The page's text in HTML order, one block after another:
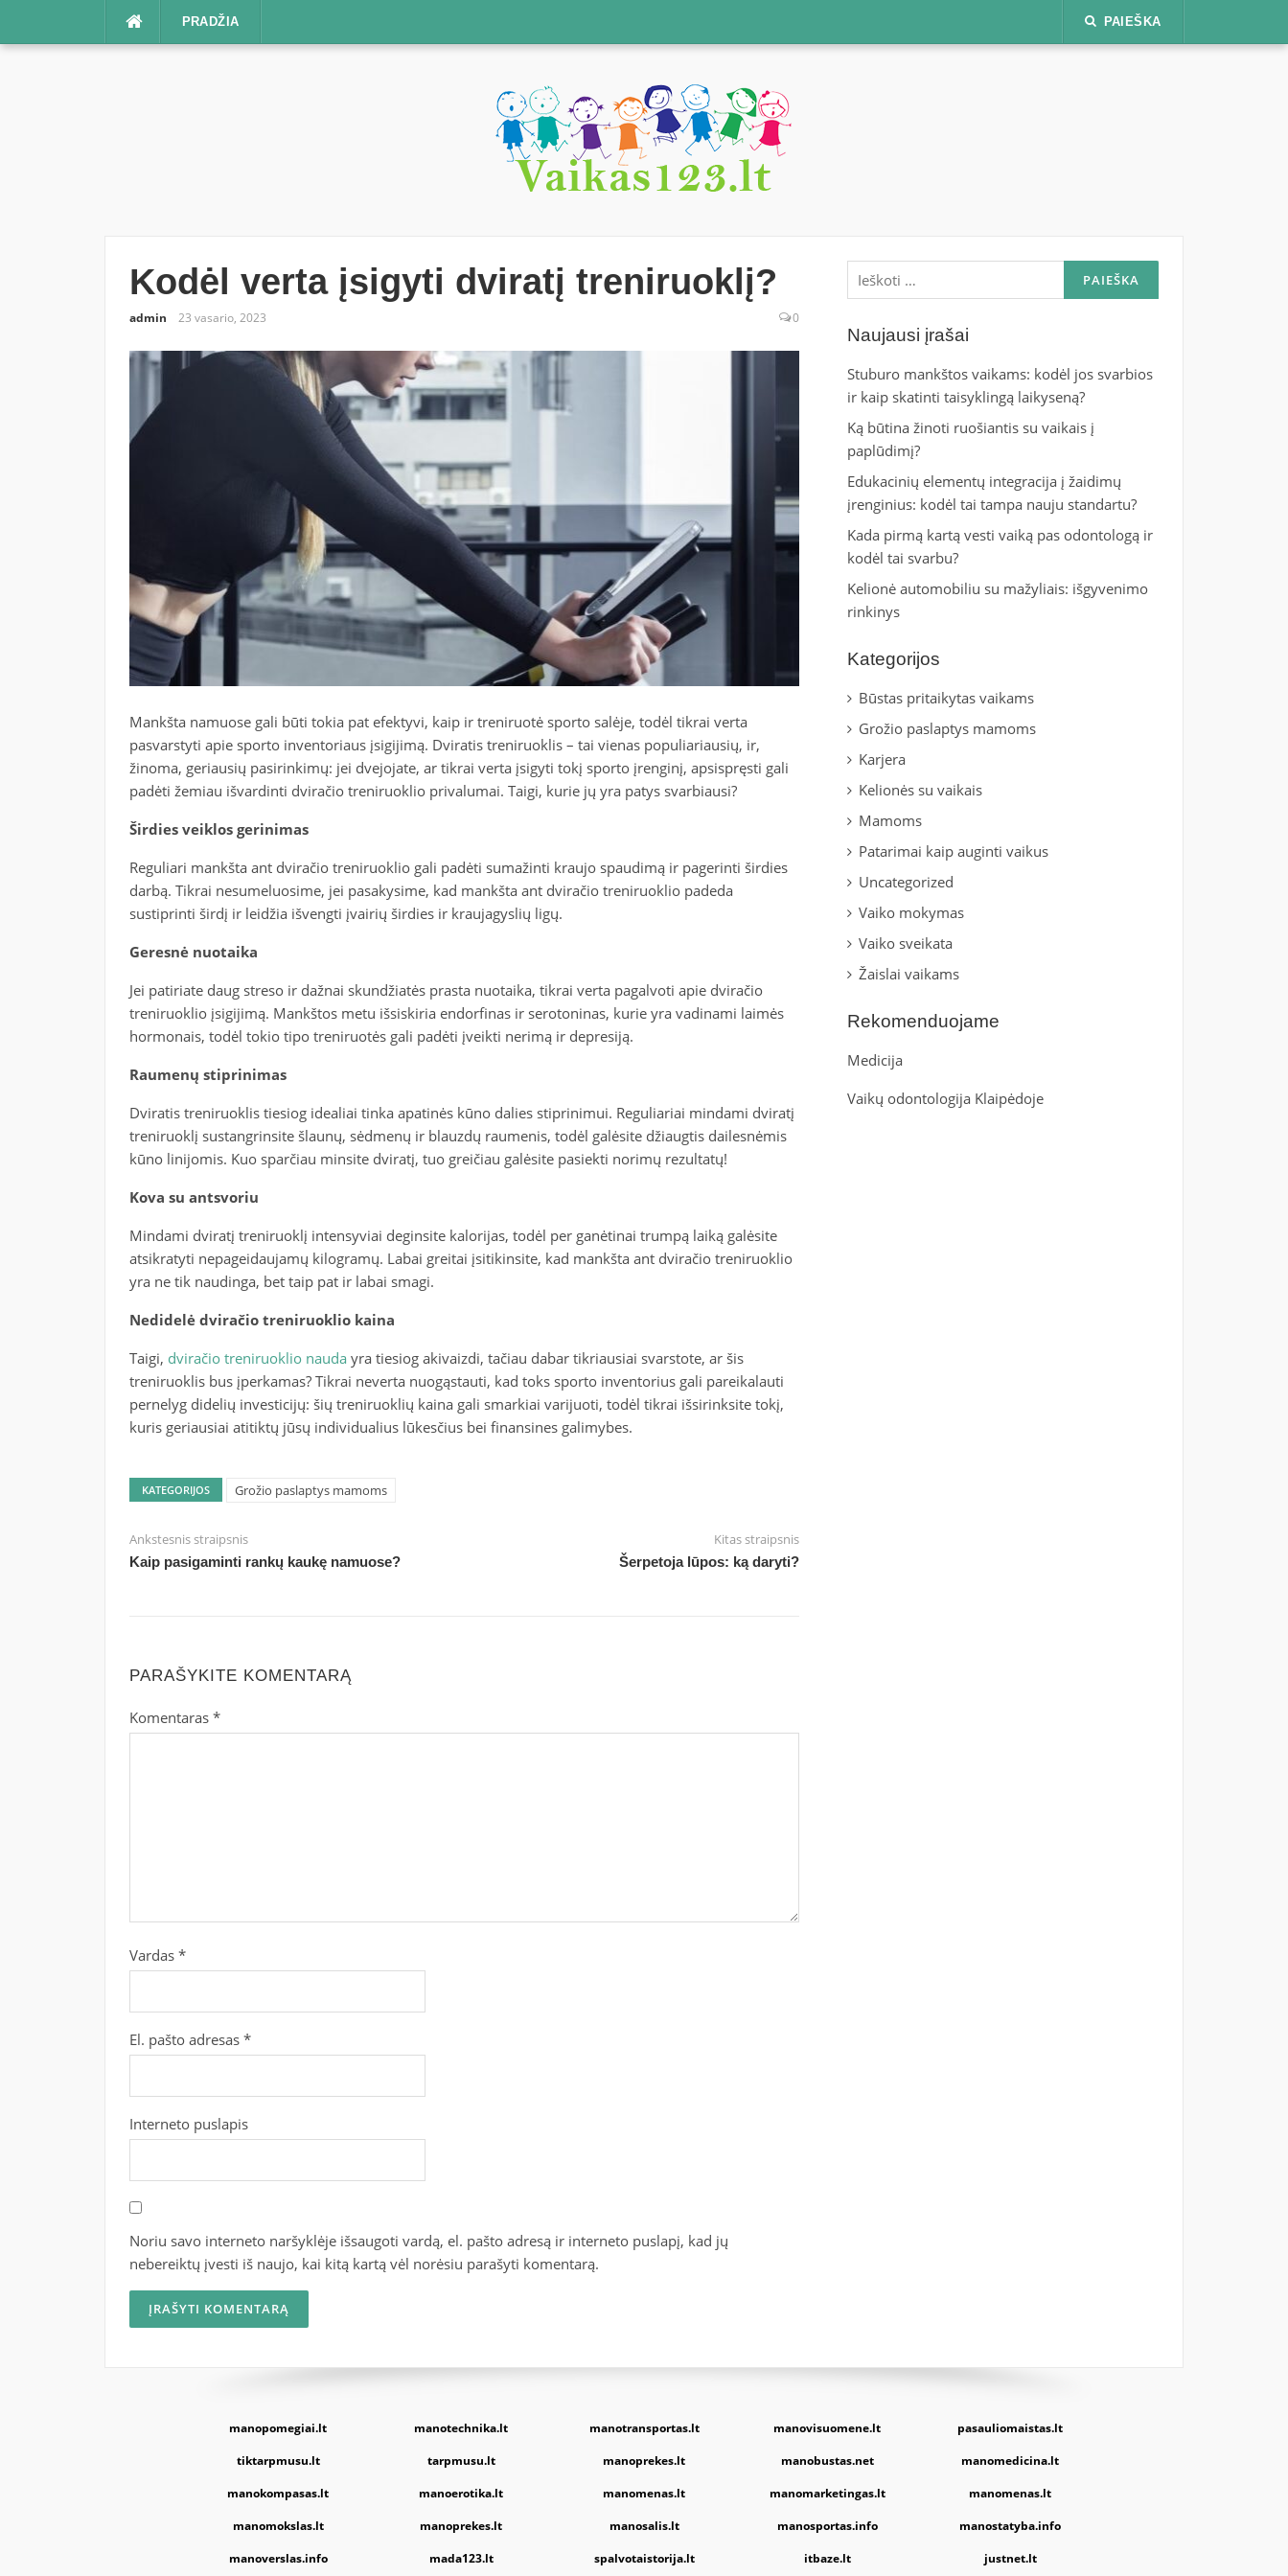
PRADŽIA PAIEŠKA
Kodėl verta įsigyti dviratį treniruoklį?
admin 23 vasario, 2023 0
Mankšta namuose gali būti tokia pat efektyvi, kaip ir treniruotė sporto salėje, todėl tikrai verta
pasvarstyti apie sporto inventoriaus įsigijimą. Dviratis treniruoklis – tai vienas populiariausių, ir,
žinoma, geriausių pasirinkimų: jei dvejojate, ar tikrai verta įsigyti tokį sporto įrenginį, apsispręsti gali
padėti žemiau išvardinti dviračio treniruoklio privalumai. Taigi, kurie jų yra patys svarbiausi?
Širdies veiklos gerinimas
Reguliari mankšta ant dviračio treniruoklio gali padėti sumažinti kraujo spaudimą ir pagerinti širdies
darbą. Tikrai nesumeluosime, jei pasakysime, kad mankšta ant dviračio treniruoklio padeda
sustiprinti širdį ir leidžia išvengti įvairių širdies ir kraujagyslių ligų.
Geresnė nuotaika
Jei patiriate daug streso ir dažnai skundžiatės prasta nuotaika, tikrai verta pagalvoti apie dviračio
treniruoklio įsigijimą. Mankštos metu išsiskiria endorfinas ir serotoninas, kurie yra vadinami laimės
hormonais, todėl tokio tipo treniruotės gali padėti įveikti nerimą ir depresiją.
Raumenų stiprinimas
Dviratis treniruoklis tiesiog idealiai tinka apatinės kūno dalies stiprinimui. Reguliariai mindami dviratį
treniruoklį sustangrinsite šlaunų, sėdmenų ir blauzdų raumenis, todėl galėsite džiaugtis dailesnėmis
kūno linijomis. Kuo sparčiau minsite dviratį, tuo greičiau galėsite pasiekti norimų rezultatų!
Kova su antsvoriu
Mindami dviratį treniruoklį intensyviai deginsite kalorijas, todėl per ganėtinai trumpą laiką galėsite
atsikratyti nepageidaujamų kilogramų. Labai greitai įsitikinsite, kad mankšta ant dviračio treniruoklio
yra ne tik naudinga, bet taip pat ir labai smagi.
Nedidelė dviračio treniruoklio kaina
Taigi, dviračio treniruoklio nauda yra tiesiog akivaizdi, tačiau dabar tikriausiai svarstote, ar šis
treniruoklis bus įperkamas? Tikrai neverta nuogąstauti, kad toks sporto inventorius gali pareikalauti
pernelyg didelių investicijų: šių treniruoklių kaina gali smarkiai varijuoti, todėl tikrai išsirinksite tokį,
kuris geriausiai atitiktų jūsų individualius lūkesčius bei finansines galimybes.
KATEGORIJOS Grožio paslaptys mamoms
Ankstesnis straipsnis
Kaip pasigaminti rankų kaukę namuose?
Kitas straipsnis
Šerpetoja lūpos: ką daryti?
PARAŠYKITE KOMENTARĄ
Komentaras *
Vardas *
El. pašto adresas *
Interneto puslapis
Noriu savo interneto naršyklėje išsaugoti vardą, el. pašto adresą ir interneto puslapį, kad jų
nebereiktų įvesti iš naujo, kai kitą kartą vėl norėsiu parašyti komentarą.
Ieškoti:
Naujausi įrašai
Stuburo mankštos vaikams: kodėl jos svarbios
ir kaip skatinti taisyklingą laikyseną?
Ką būtina žinoti ruošiantis su vaikais į
paplūdimį?
Edukacinių elementų integracija į žaidimų
įrenginius: kodėl tai tampa nauju standartu?
Kada pirmą kartą vesti vaiką pas odontologą ir
kodėl tai svarbu?
Kelionė automobiliu su mažyliais: išgyvenimo
rinkinys
Kategorijos
Būstas pritaikytas vaikams
Grožio paslaptys mamoms
Karjera
Kelionės su vaikais
Mamoms
Patarimai kaip auginti vaikus
Uncategorized
Vaiko mokymas
Vaiko sveikata
Žaislai vaikams
Rekomenduojame
Medicija
Vaikų odontologija Klaipėdoje
manopomegiai.lt manotechnika.lt manotransportas.lt manovisuomene.lt
pasauliomaistas.lt
tiktarpmusu.lt
tarpmusu.lt manoprekes.lt manobustas.net
manomedicina.lt
manokompasas.lt
manoerotika.lt manomenas.lt manomarketingas.lt
manomenas.lt
manomokslas.lt
manoprekes.lt manosalis.lt manosportas.info
manostatyba.info
manoverslas.info
mada123.lt spalvotaistorija.lt itbaze.lt justnet.lt